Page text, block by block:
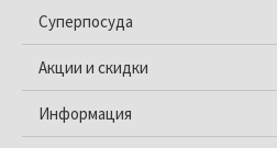
Суперпосуда
Акции и скидки
Информация